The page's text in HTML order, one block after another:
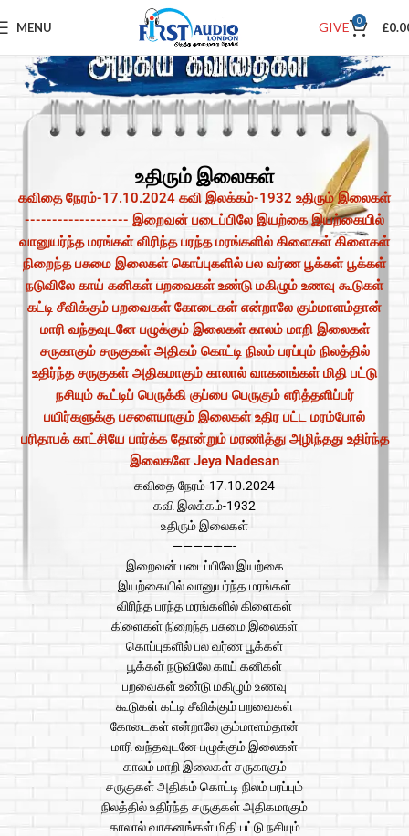
MENU GIVE 0 £
உதிரும் இலைகள்
கவிதை நேரம்-17.10.2024 கவி இலக்கம்-1932 உதிரும் இலைகள்
------------------- இறைவன் படைப்பிலே இயற்கை இயற்கையில்
வானுயர்ந்த மரங்கள் விரிந்த பரந்த மரங்களில் கிளைகள் கிளைகள்
நிறைந்த பசுமை இலைகள் கொப்புகளில் பல வர்ண பூக்கள் பூக்கள்
நடுவிலே காய் கனிகள் பறவைகள் உண்டு மகிழும் உணவு கூடுகள்
கட்டி சீவிக்கும் பறவைகள் கோடைகள் என்றாலே கும்மாளம்தான்
மாரி வந்தவுடனே பழுக்கும் இலைகள் காலம் மாறி இலைகள்
சருகாகும் சருகுகள் அதிகம் கொட்டி நிலம் பரப்பும் நிலத்தில்
உதிர்ந்த சருகுகள் அதிகமாகும் காலால் வாகனங்கள் மிதி பட்டு
நசியும் கூட்டிப் பெருக்கி குப்பை பெருகும் எரித்தளிப்பர்
பயிர்களுக்கு பசளையாகும் இலைகள் உதிர பட்ட மரம்போல்
பரிதாபக் காட்சியே பார்க்க தோன்றும் மரணித்து அழிந்தது உதிர்ந்த
இலைகளே Jeya Nadesan
கவிதை நேரம்-17.10.2024
கவி இலக்கம்-1932
உதிரும் இலைகள்
——————-
இறைவன் படைப்பிலே இயற்கை
இயற்கையில் வானுயர்ந்த மரங்கள்
விரிந்த பரந்த மரங்களில் கிளைகள்
கிளைகள் நிறைந்த பசுமை இலைகள்
கொப்புகளில் பல வர்ண பூக்கள்
பூக்கள் நடுவிலே காய் கனிகள்
பறவைகள் உண்டு மகிழும் உணவு
கூடுகள் கட்டி சீவிக்கும் பறவைகள்
கோடைகள் என்றாலே கும்மாளம்தான்
மாரி வந்தவுடனே பழுக்கும் இலைகள்
காலம் மாறி இலைகள் சருகாகும்
சருகுகள் அதிகம் கொட்டி நிலம் பரப்பும்
நிலத்தில் உதிர்ந்த சருகுகள் அதிகமாகும்
காலால் வாகனங்கள் மிதி பட்டு நசியும்